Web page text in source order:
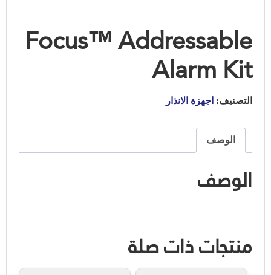
Focus™ Addressable
Alarm Kit
التصنيف: اجهزة الانذار
الوصف
الوصف
منتجات ذات صلة